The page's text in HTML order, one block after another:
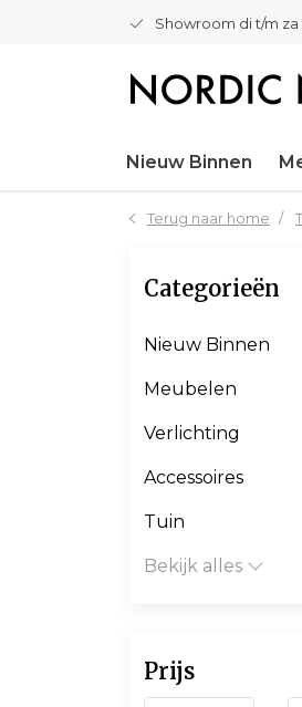
Showroom di t/m za
Nieuw Binnen
Terug naar home
Categorieën
Nieuw Binnen
Meubelen
Verlichting
Accessoires
Tuin
Bekijk alles
Prijs